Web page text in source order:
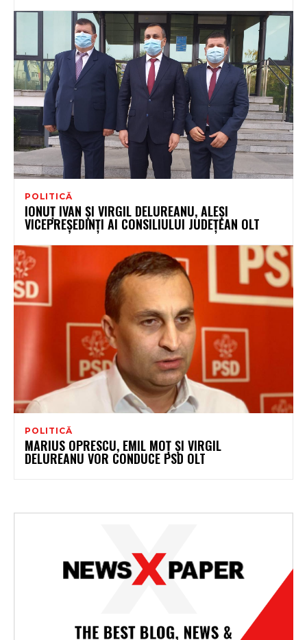
POLITICĂ
IONUȚ IVAN ȘI VIRGIL DELUREANU, ALEȘI
VICEPREȘEDINȚI AI CONSILIULUI JUDEȚEAN OLT
POLITICĂ
MARIUS OPRESCU, EMIL MOȚ ȘI VIRGIL
DELUREANU VOR CONDUCE PSD OLT